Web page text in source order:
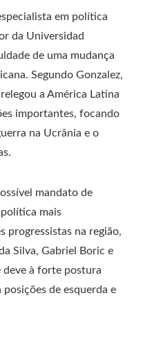
em política
da Universidad
de uma mudança
Segundo Gonzalez,
a América Latina
importantes, focando
na Ucrânia e o
mandato de
mais
progressistas na região,
Silva, Gabriel Boric e
deve à forte postura
de esquerda e